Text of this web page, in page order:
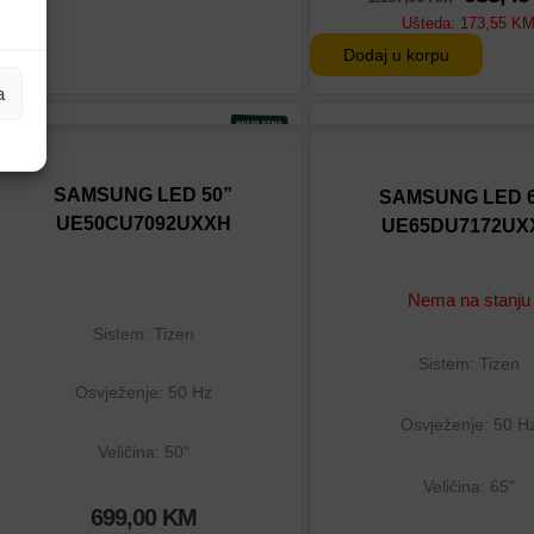
Ušteda: 173,55 KM
Dodaj u korpu
Dodaj u poređenje
SAMSUNG LED 50”
UE50CU7092UXXH
Sistem: Tizen
Osvježenje: 50 Hz
Veličina: 50"
699,00 KM
Dodaj u poređenje
SAMSUNG LED
Nema na stanju
Sistem: Tizen
Osvježenje: 50
Veličina: 65"